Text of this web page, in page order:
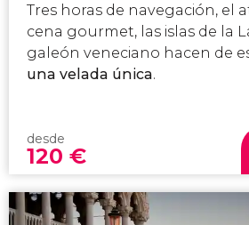
Tres horas de navegación, el
cena gourmet, las islas de la
galeón veneciano hacen de
una velada única.
desde
120 €